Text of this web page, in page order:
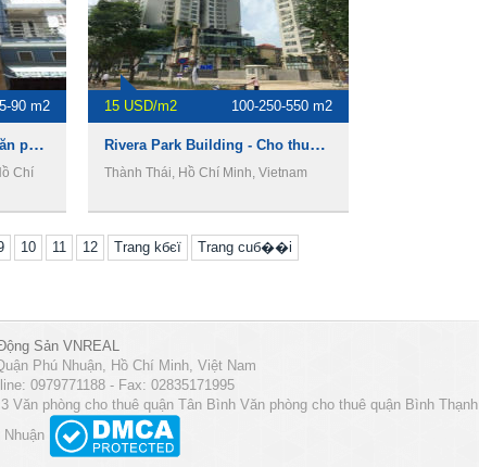
90 m2
Siac Building - Cho thuê văn phòng Quận 10
Chí
15 USD/m2 100-250-550 m2
Rivera Park Building - Cho thuê văn phòng Quận 10
Thành Thái, Hồ Chí Minh, Vietnam
10 11 12 Trang kбєї Trang cuб��i
Sản VNREAL
Phú Nhuận, Hồ Chí Minh, Việt Nam
0979771188 - Fax: 02835171995
Văn phòng cho thuê quận Tân Bình Văn phòng cho thuê quận Bình Thạnh
Nhuận